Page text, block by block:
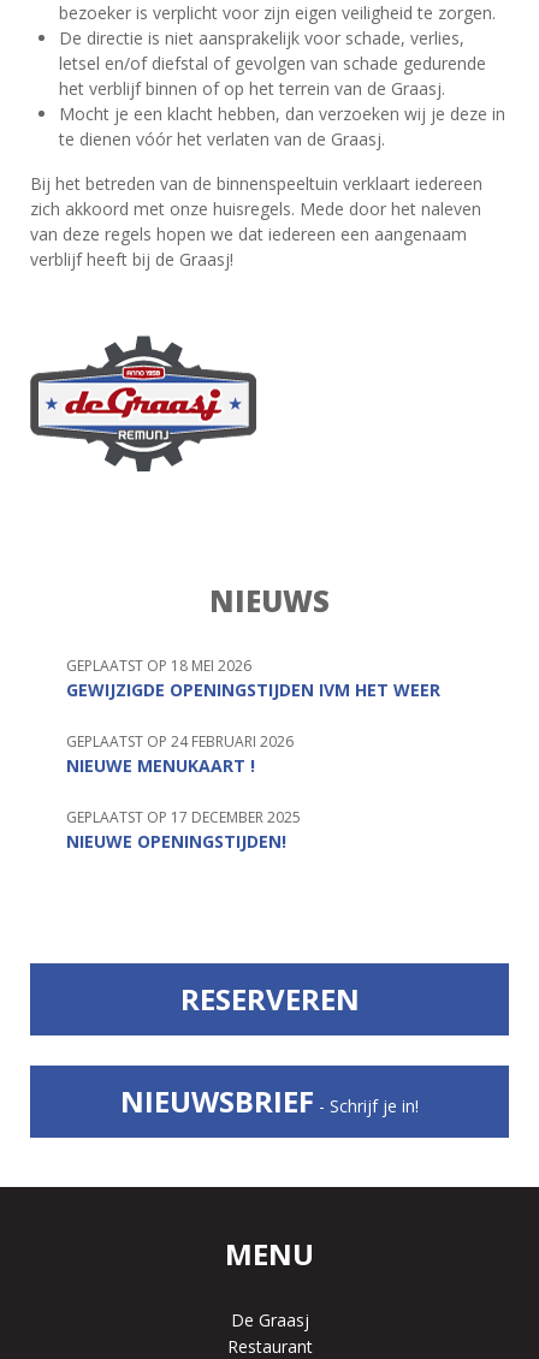
bezoeker is verplicht voor zijn eigen veiligheid te zorgen.
De directie is niet aansprakelijk voor schade, verlies,
letsel en/of diefstal of gevolgen van schade gedurende
het verblijf binnen of op het terrein van de Graasj.
Mocht je een klacht hebben, dan verzoeken wij je deze in
te dienen vóór het verlaten van de Graasj.
Bij het betreden van de binnenspeeltuin verklaart iedereen
zich akkoord met onze huisregels. Mede door het naleven
van deze regels hopen we dat iedereen een aangenaam
verblijf heeft bij de Graasj!
NIEUWS
GEPLAATST OP 18 MEI 2026
GEWIJZIGDE OPENINGSTIJDEN IVM HET WEER
GEPLAATST OP 24 FEBRUARI 2026
NIEUWE MENUKAART !
GEPLAATST OP 17 DECEMBER 2025
NIEUWE OPENINGSTIJDEN!
RESERVEREN
NIEUWSBRIEF - Schrijf je in!
MENU
De Graasj
Restaurant